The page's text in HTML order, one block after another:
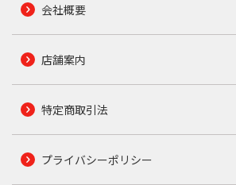
会社概要
店舗案内
特定商取引法
プライバシーポリシー